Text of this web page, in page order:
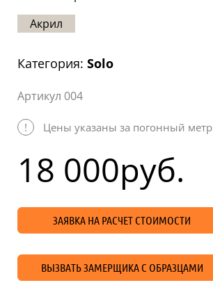
Карта
Акрил
Категория: Solo
Артикул 004
! Цены указаны за погонный метр
18 000руб.
ЗАЯВКА НА РАСЧЕТ СТОИМОСТИ
ВЫЗВАТЬ ЗАМЕРЩИКА С ОБРАЗЦАМИ